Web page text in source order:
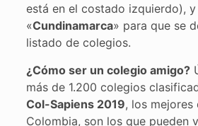
está en el costado izquierdo),
«Cundinamarca» para que se
listado de colegios.
¿Cómo ser un colegio amigo?
más de 1.200 colegios
Col-Sapiens 2019, los
Colombia, son los que pueden